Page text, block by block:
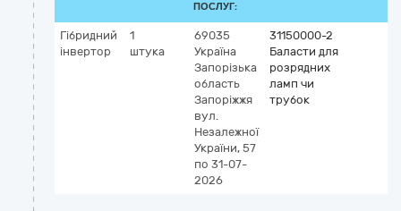
ПОСЛУГ:
Гібридний
інвертор
1
штука
69035
Україна
Запорізька
область
Запоріжжя
вул.
Незалежної
України, 57
по 31-07-
2026
31150000-2
Баласти для
розрядних
ламп чи
трубок